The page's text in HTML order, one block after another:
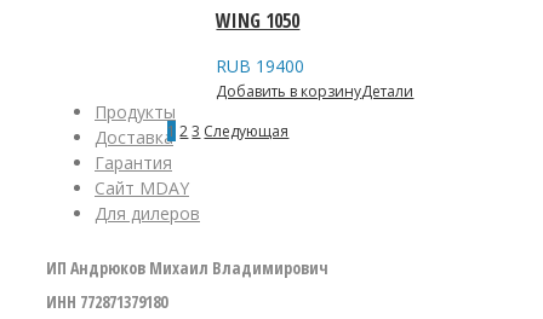
WING 1050
RUB 19400
Добавить в корзинуДетали
1 2 3 Следующая
Продукты
Доставка
Гарантия
Сайт MDAY
Для дилеров
ИП Андрюков Михаил Владимирович
ИНН 772871379180